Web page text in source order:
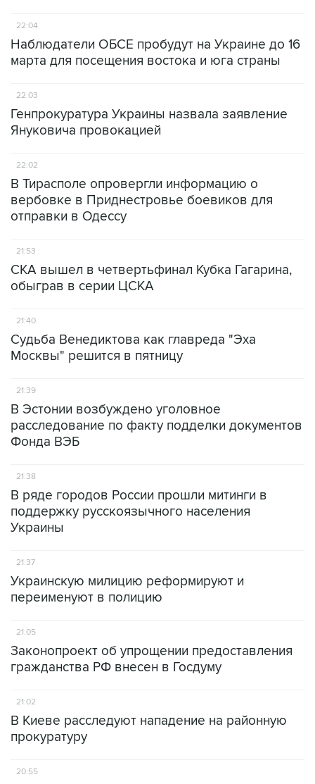
22:04
Наблюдатели ОБСЕ пробудут на Украине до 16
марта для посещения востока и юга страны
22:03
Генпрокуратура Украины назвала заявление
Януковича провокацией
22:02
В Тирасполе опровергли информацию о
вербовке в Приднестровье боевиков для
отправки в Одессу
21:53
СКА вышел в четвертьфинал Кубка Гагарина,
обыграв в серии ЦСКА
21:40
Судьба Венедиктова как главреда "Эха
Москвы" решится в пятницу
21:39
В Эстонии возбуждено уголовное
расследование по факту подделки документов
Фонда ВЭБ
21:38
В ряде городов России прошли митинги в
поддержку русскоязычного населения
Украины
21:37
Украинскую милицию реформируют и
переименуют в полицию
21:05
Законопроект об упрощении предоставления
гражданства РФ внесен в Госдуму
21:02
В Киеве расследуют нападение на районную
прокуратуру
20:55